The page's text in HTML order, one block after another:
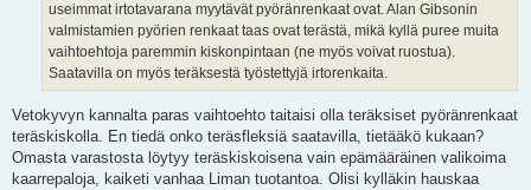
useimmat irtotavarana myytävät pyöränrenkaat ovat. Alan Gibsonin
valmistamien pyörien renkaat taas ovat terästä, mikä kyllä puree muita
vaihtoehtoja paremmin kiskonpintaan (ne myös voivat ruostua).
Saatavilla on myös teräksestä työstettyjä irtorenkaita.
Vetokyvyn kannalta paras vaihtoehto taitaisi olla teräksiset pyöränrenkaat
teräskiskolla. En tiedä onko teräsfleksiä saatavilla, tietääkö kukaan?
Omasta varastosta löytyy teräskiskoisena vain epämääräinen valikoima
kaarrepaloja, kaiketi vanhaa Liman tuotantoa. Olisi kylläkin hauskaa